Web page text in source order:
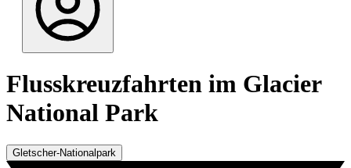
Flusskreuzfahrten im Glacier
National Park
Gletscher-Nationalpark